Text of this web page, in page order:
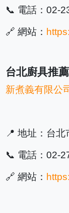
📞 電話：02-
🔗 網站：
台北廚具推
新煮義有限公
📍 地址：台
📞 電話：02-
🔗 網站：